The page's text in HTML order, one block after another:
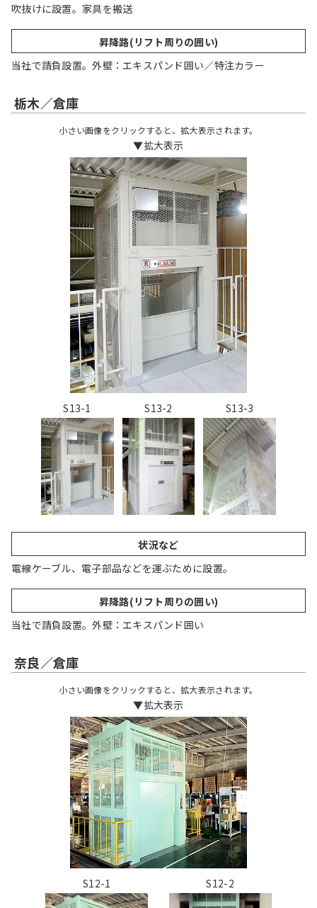
吹抜けに設置。家具を搬送
昇降路(リフト周りの囲い)
当社で請負設置。外壁：エキスパンド囲い／特注カラー
栃木／倉庫
小さい画像をクリックすると、拡大表示されます。
▼拡大表示
S13-1 S13-2 S13-3
状況など
電線ケーブル、電子部品などを運ぶために設置。
昇降路(リフト周りの囲い)
当社で請負設置。外壁：エキスパンド囲い
奈良／倉庫
小さい画像をクリックすると、拡大表示されます。
▼拡大表示
S12-1 S12-2